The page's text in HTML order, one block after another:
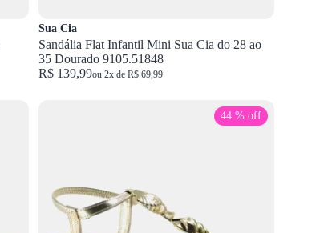
Sua Cia
Sandália Flat Infantil Mini Sua Cia do 28 ao
35 Dourado 9105.51848
R$ 139,99ou 2x de R$ 69,99
44 % off